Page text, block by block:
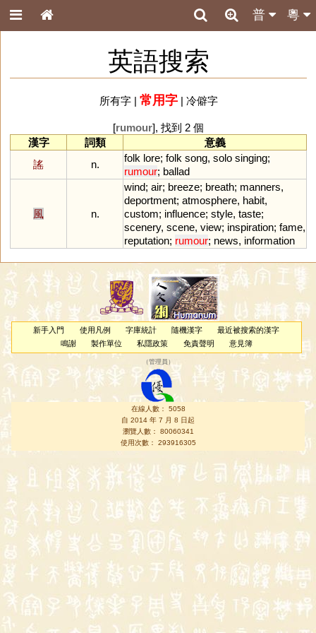
粵
普
英語搜索
所有字| 常用字| 冷僻字
[rumour], 找到 2 個
漢字
詞類
意義
謠
n.
folk lore; folk song, solo singing;
rumour; ballad
風 n.
wind; air; breeze; breath; manners,
deportment; atmosphere, habit,
custom; influence; style, taste;
scenery, scene, view; inspiration; fame,
reputation; rumour; news, information
新手入門 使用凡例 字庫統計 隨機漢字
最近被搜索的漢字
鳴謝
製作單位 私隱政策 免責聲明 意見簿
（管理員 ）
在線人數： 5058
自 2014 年 7 月 8 日起
瀏覽人數： 80060341
使用次數： 293916305